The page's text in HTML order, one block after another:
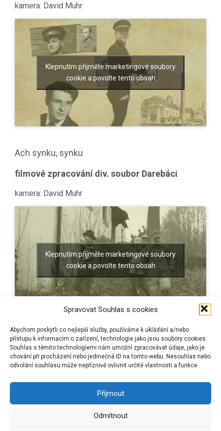
Spravovat Souhlas s cookies
Abychom poskytli co nejlepší služby, používáme k ukládání a/nebo
přístupu k informacím o zařízení, technologie jako jsou soubory cookies.
Souhlas s těmito technologiemi nám umožní zpracovávat údaje, jako je
chování při procházení nebo jedinečná ID na tomto webu. Nesouhlas nebo
odvolání souhlasu může nepříznivě ovlivnit určité vlastnosti a funkce.
Příjmout
Odmítnout
kamera: David Muhr
Klepnutím přijměte marketingové soubory
cookie a povolte tento obsah
Ach synku, synku
filmové zpracování div. soubor Darebáci
kamera: David Muhr
Klepnutím přijměte marketingové soubory
cookie a povolte tento obsah
Používáme WordPress (v češtině).. Šablona: Flat 1.7.8 odThemeisle.